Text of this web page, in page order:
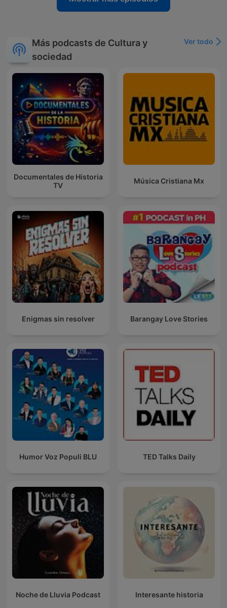
Más podcasts de Cultura y
sociedad
Ver todo
Documentales de Historia
TV
Música Cristiana Mx
Enigmas sin resolver Barangay Love Stories
Humor Voz Populi BLU TED Talks Daily
Noche de Lluvia Podcast Interesante historia